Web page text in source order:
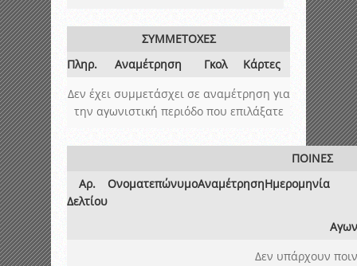
ΣΥΜΜΕΤΟΧΕΣ
Πληρ.
Αναμέτρηση Γκολ
Κάρτες
Δεν έχει συμμετάσχει σε αναμέτρηση για
την αγωνιστική περιόδο που επιλάξατε
ΠΟΙΝΕΣ
Αρ.
Δελτίου
ΟνοματεπώνυμοΑναμέτρησηΗμερομηνία
Δεν υπάρχουν